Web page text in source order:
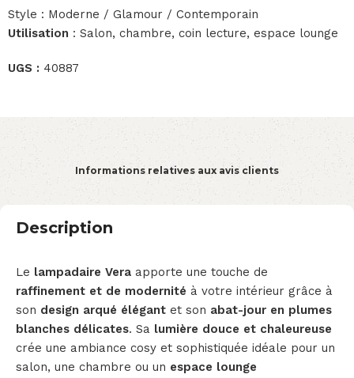
Style : Moderne / Glamour / Contemporain
Utilisation : Salon, chambre, coin lecture, espace lounge
UGS : 40887
Informations relatives aux avis clients
Description
Le lampadaire Vera apporte une touche de
raffinement et de modernité à votre intérieur grâce à
son design arqué élégant et son abat-jour en plumes
blanches délicates. Sa lumière douce et chaleureuse
crée une ambiance cosy et sophistiquée idéale pour un
salon, une chambre ou un espace lounge